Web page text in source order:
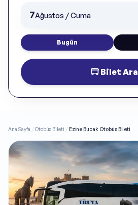
7Ağustos / Cuma
Bugün
Bilet Ara
Ana Sayfa /Otobüs Bileti /Ezine Bucak Otobüs Bileti